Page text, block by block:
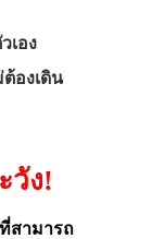
เอง
องเดิน
วัง!
สามารถ